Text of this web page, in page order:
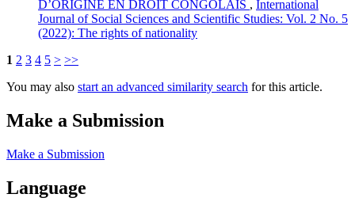
D’ORIGINE EN DROIT CONGOLAIS , International
Journal of Social Sciences and Scientific Studies: Vol. 2 No. 5
(2022): The rights of nationality
1 2 3 4 5 > >>
You may also start an advanced similarity search for this article.
Make a Submission
Make a Submission
Language